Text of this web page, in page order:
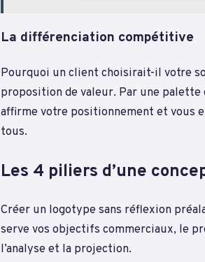
La différenciation compétitive
Pourquoi un client choisirait-il votre
proposition de valeur. Par une
affirme votre positionnement et vous
tous.
Les 4 piliers d’une
Créer un logotype sans réflexion
serve vos objectifs commerciaux, le
l’analyse et la projection.